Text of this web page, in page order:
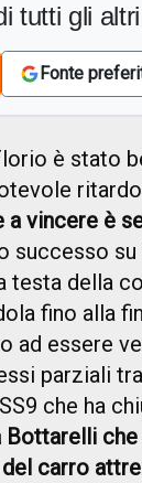
tutti gli altri
Fonte
è stato
a vincere è
successo
testa della
fino alla
ad essere
parziali
che ha
Bottarelli
carro